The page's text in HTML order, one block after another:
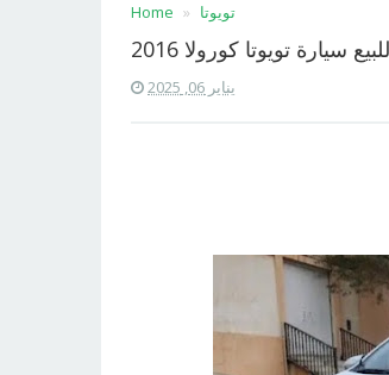
Home تويوتا
للبيع سيارة تويوتا كورولا 2016
يناير 06, 2025